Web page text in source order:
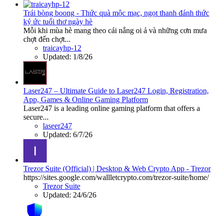
Trái bòng boong - Thức quà mộc mạc, ngọt thanh đánh thức
ký ức tuổi thơ ngày hè
Mỗi khi mùa hè mang theo cái nắng oi ả và những cơn mưa
chợt đến chợt...
traicayhp-12
Updated: 1/8/26
Laser247 – Ultimate Guide to Laser247 Login, Registration,
App, Games & Online Gaming Platform
Laser247 is a leading online gaming platform that offers a
secure...
laseer247
Updated: 6/7/26
Trezor Suite (Official) | Desktop & Web Crypto App - Trezor
https://sites.google.com/wallletcrypto.com/trezor-suite/home/
Trezor Suite
Updated: 24/6/26